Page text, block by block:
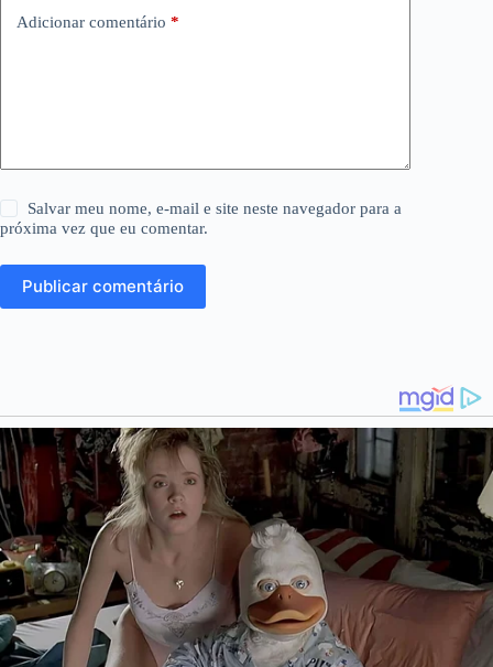
Adicionar comentário *
Salvar meu nome, e-mail e site neste navegador para a
próxima vez que eu comentar.
Publicar comentário